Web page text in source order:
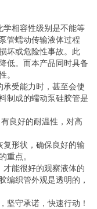
学相容性级别是不能等
管蠕动传输液体过程
坏或危险性事故。此
低。而本产品同时具备
。
受能力时，甚至会使
制成的蠕动泵硅胶管是
良好的耐温性，对高
复形状，确保良好的输
重点。
能很好的观察液体的
编织管外观是透明的，
坚守承诺，快速行动！